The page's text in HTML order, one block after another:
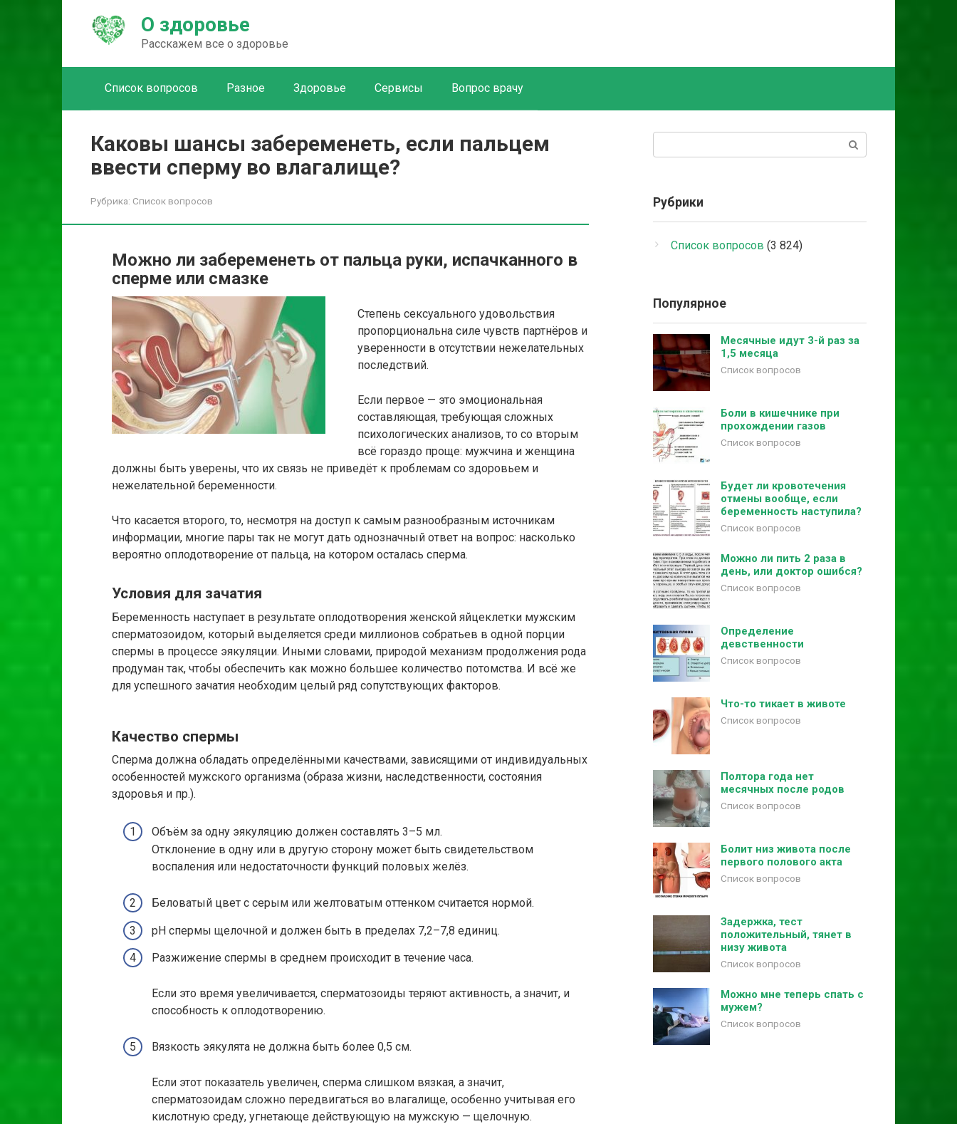
О здоровье
Расскажем все о здоровье
Список вопросов Разное Здоровье Сервисы Вопрос врачу
Каковы шансы забеременеть, если пальцем
ввести сперму во влагалище?
Рубрика: Список вопросов
Можно ли забеременеть от пальца руки, испачканного в
сперме или смазке
Степень сексуального удовольствия
пропорциональна силе чувств партнёров и
уверенности в отсутствии нежелательных
последствий.
Если первое — это эмоциональная
составляющая, требующая сложных
психологических анализов, то со вторым
всё гораздо проще: мужчина и женщина
должны быть уверены, что их связь не приведёт к проблемам со здоровьем и
нежелательной беременности.
Что касается второго, то, несмотря на доступ к самым разнообразным источникам
информации, многие пары так не могут дать однозначный ответ на вопрос: насколько
вероятно оплодотворение от пальца, на котором осталась сперма.
Условия для зачатия
Беременность наступает в результате оплодотворения женской яйцеклетки мужским
сперматозоидом, который выделяется среди миллионов собратьев в одной порции
спермы в процессе эякуляции. Иными словами, природой механизм продолжения рода
продуман так, чтобы обеспечить как можно большее количество потомства. И всё же
для успешного зачатия необходим целый ряд сопутствующих факторов.
Качество спермы
Сперма должна обладать определёнными качествами, зависящими от индивидуальных
особенностей мужского организма (образа жизни, наследственности, состояния
здоровья и пр.).
Объём за одну эякуляцию должен составлять 3–5 мл.
Отклонение в одну или в другую сторону может быть свидетельством
воспаления или недостаточности функций половых желёз.
Беловатый цвет с серым или желтоватым оттенком считается нормой.
pH спермы щелочной и должен быть в пределах 7,2–7,8 единиц.
Разжижение спермы в среднем происходит в течение часа.
Если это время увеличивается, сперматозоиды теряют активность, а значит, и
способность к оплодотворению.
Вязкость эякулята не должна быть более 0,5 см.
Если этот показатель увеличен, сперма слишком вязкая, а значит,
сперматозоидам сложно передвигаться во влагалище, особенно учитывая его
кислотную среду, угнетающе действующую на мужскую — щелочную.
Рубрики
Список вопросов (3 824)
Популярное
Месячные идут 3-й раз за
1,5 месяца
Список вопросов
Боли в кишечнике при
прохождении газов
Список вопросов
Будет ли кровотечения
отмены вообще, если
беременность наступила?
Список вопросов
Можно ли пить 2 раза в
день, или доктор ошибся?
Список вопросов
Определение
девственности
Список вопросов
Что-то тикает в животе
Список вопросов
Полтора года нет
месячных после родов
Список вопросов
Болит низ живота после
первого полового акта
Список вопросов
Задержка, тест
положительный, тянет в
низу живота
Список вопросов
Можно мне теперь спать с
мужем?
Список вопросов